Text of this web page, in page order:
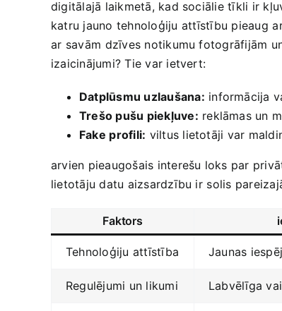
digitālajā​ laikmetā, kad​ sociālie tīkli‌ ir
katru jauno tehnoloģiju ⁢attīstību pieaug⁢
ar⁣ savām⁤ dzīves notikumu fotogrāfijām
izaicinājumi? Tie var ietvert:
Datplūsmu uzlaušana: ​informācija
Trešo pušu piekļuve: reklāmas un
Fake⁤ profili: viltus lietotāji var
arvien pieaugošais interešu loks par
lietotāju datu​ aizsardzību ir⁢ solis
Faktors
Tehnoloģiju attīstība Jaunas
Regulējumi un likumi Labvēlīga